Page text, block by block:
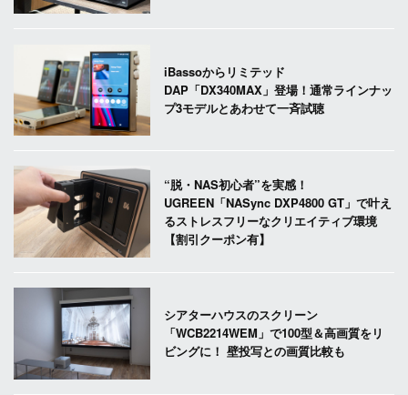
iBassoからリミテッド
DAP「DX340MAX」登場！通常ラインナッ
プ3モデルとあわせて一斉試聴
“脱・NAS初心者”を実感！
UGREEN「NASync DXP4800 GT」で叶え
るストレスフリーなクリエイティブ環境
【割引クーポン有】
シアターハウスのスクリーン
「WCB2214WEM」で100型＆高画質をリ
ビングに！ 壁投写との画質比較も